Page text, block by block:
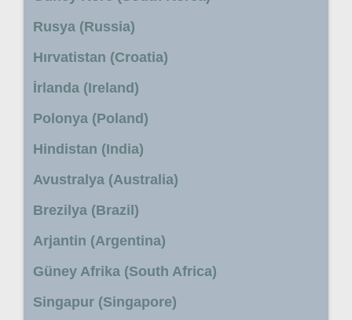
Rusya (Russia)
Hırvatistan (Croatia)
İrlanda (Ireland)
Polonya (Poland)
Hindistan (India)
Avustralya (Australia)
Brezilya (Brazil)
Arjantin (Argentina)
Güney Afrika (South Africa)
Singapur (Singapore)